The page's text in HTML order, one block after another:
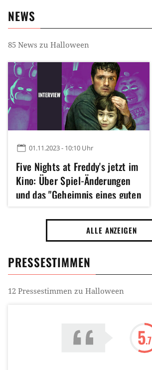
NEWS
85 News zu Halloween
01.11.2023 - 10:10 Uhr
Five Nights at Freddy's jetzt im
Kino: Über Spiel-Änderungen
und das "Geheimnis eines guten
Horrorfilms"
ALLE ANZEIGEN
PRESSESTIMMEN
12 Pressestimmen zu Halloween
5.7